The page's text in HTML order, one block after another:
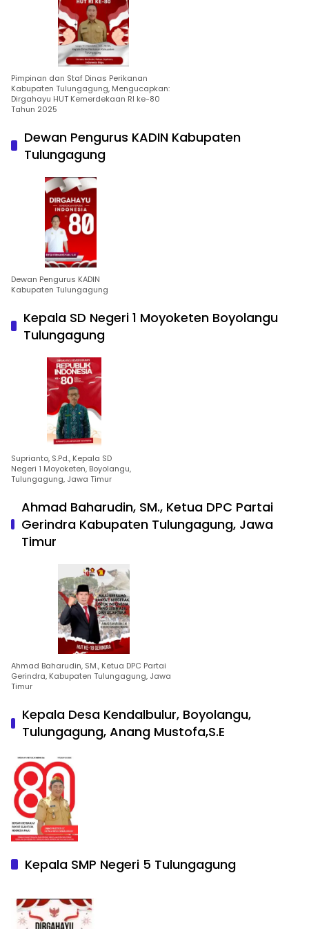
Pimpinan dan Staf Dinas Perikanan
Kabupaten Tulungagung, Mengucapkan:
Dirgahayu HUT Kemerdekaan RI ke-80
Tahun 2025
Dewan Pengurus KADIN Kabupaten
Tulungagung
Dewan Pengurus KADIN
Kabupaten Tulungagung
Kepala SD Negeri 1 Moyoketen Boyolangu
Tulungagung
Suprianto, S.Pd., Kepala SD
Negeri 1 Moyoketen, Boyolangu,
Tulungagung, Jawa Timur
Ahmad Baharudin, SM., Ketua DPC Partai
Gerindra Kabupaten Tulungagung, Jawa
Timur
Ahmad Baharudin, SM., Ketua DPC Partai
Gerindra, Kabupaten Tulungagung, Jawa
Timur
Kepala Desa Kendalbulur, Boyolangu,
Tulungagung, Anang Mustofa,S.E
Kepala SMP Negeri 5 Tulungagung